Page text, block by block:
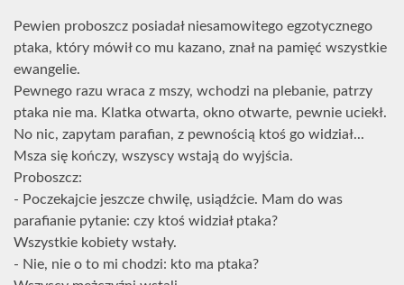
Pewien proboszcz posiadał niesamowitego egzotycznego
ptaka, który mówił co mu kazano, znał na pamięć wszystkie
ewangelie.
Pewnego razu wraca z mszy, wchodzi na plebanie, patrzy
ptaka nie ma. Klatka otwarta, okno otwarte, pewnie uciekł.
No nic, zapytam parafian, z pewnością ktoś go widział...
Msza się kończy, wszyscy wstają do wyjścia.
Proboszcz:
- Poczekajcie jeszcze chwilę, usiądźcie. Mam do was
parafianie pytanie: czy ktoś widział ptaka?
Wszystkie kobiety wstały.
- Nie, nie o to mi chodzi: kto ma ptaka?